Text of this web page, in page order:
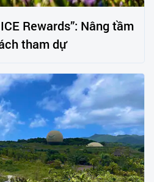
Rewards”: Nâng tầm
tham dự